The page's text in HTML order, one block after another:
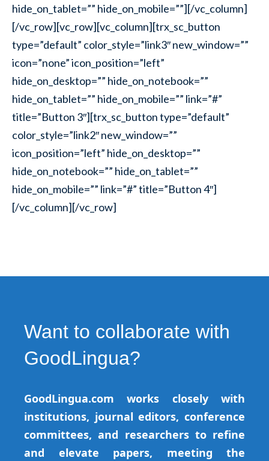
hide_on_tablet=”” hide_on_mobile=””][/vc_column]
[/vc_row][vc_row][vc_column][trx_sc_button
type=”default” color_style=”link3″ new_window=””
icon=”none” icon_position=”left”
hide_on_desktop=”” hide_on_notebook=””
hide_on_tablet=”” hide_on_mobile=”” link=”#”
title=”Button 3″][trx_sc_button type=”default”
color_style=”link2″ new_window=””
icon_position=”left” hide_on_desktop=””
hide_on_notebook=”” hide_on_tablet=””
hide_on_mobile=”” link=”#” title=”Button 4″]
[/vc_column][/vc_row]
Want to collaborate with
GoodLingua?
GoodLingua.com works closely with
institutions, journal editors, conference
committees, and researchers to refine
and elevate papers, meeting the